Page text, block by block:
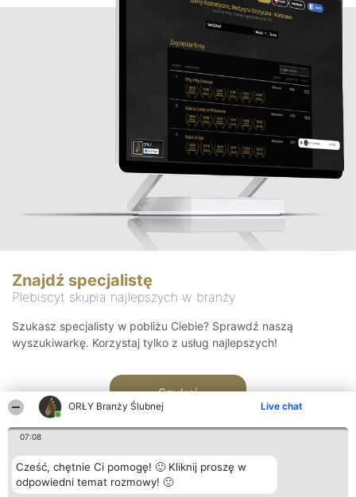
ORŁY Branży Ślubnej Live chat
07:08
Cześć, chętnie Ci pomogę! 🙂 Kliknij proszę w
odpowiedni temat rozmowy! 🙂
Znajdź specjalistę
Plebiscyt skupia najlepszych w branży
Szukasz specjalisty w pobliżu Ciebie? Sprawdź naszą
wyszukiwarkę. Korzystaj tylko z usług najlepszych!
Szukaj